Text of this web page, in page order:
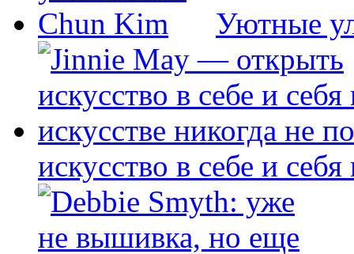
Уютные
искусство в себе и